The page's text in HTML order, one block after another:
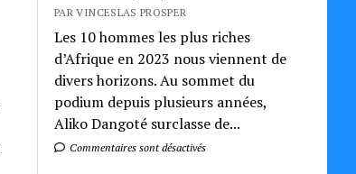
PAR VINCESLAS PROSPER
Les 10 hommes les plus riches
d’Afrique en 2023 nous viennent de
divers horizons. Au sommet du
podium depuis plusieurs années,
Aliko Dangoté surclasse de...
Commentaires sont désactivés